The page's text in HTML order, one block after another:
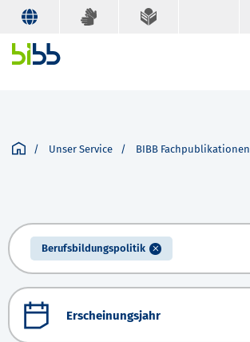
Unser Service BIBB Fachpublikationen
Berufsbildungspolitik
Erscheinungsjahr